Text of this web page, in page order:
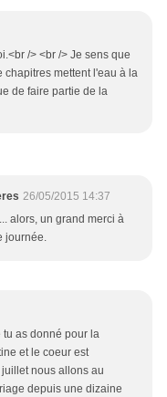
/> <br /> Je sens que
chapitres mettent l'eau à la
de faire partie de la
26/05/2015 14:37
alors, un grand merci à
journée.
as donné pour la
et le coeur est
nous allons au
depuis une dizaine